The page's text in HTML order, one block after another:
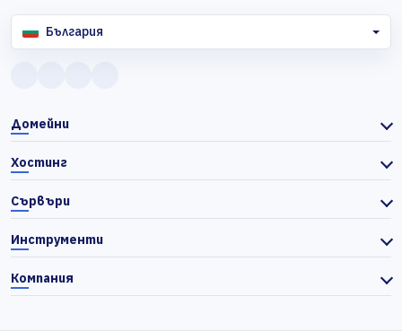
България
Домейни
Хостинг
Сървъри
Инструменти
Компания